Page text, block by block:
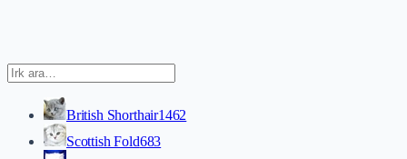
British Shorthair1462
Scottish Fold683